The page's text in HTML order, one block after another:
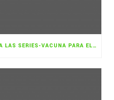
DE LAS CIUDADES-VACUNA A LAS SERIES-VACUNA PARA EL CAMBIO CLIMÁTICO